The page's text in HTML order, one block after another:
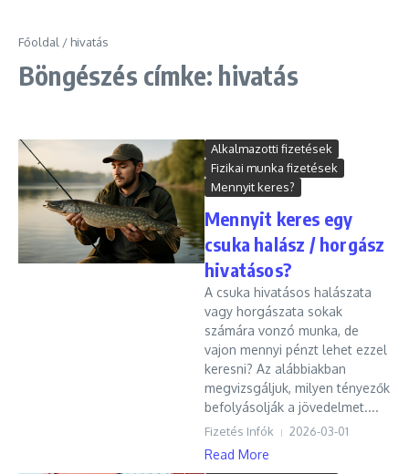
Főoldal / hivatás
Böngészés címke: hivatás
Alkalmazotti fizetések
Fizikai munka fizetések
Mennyit keres?
Mennyit keres egy
csuka halász / horgász
hivatásos?
A csuka hivatásos halászata
vagy horgászata sokak
számára vonzó munka, de
vajon mennyi pénzt lehet ezzel
keresni? Az alábbiakban
megvizsgáljuk, milyen tényezők
befolyásolják a jövedelmet....
Fizetés Infók 2026-03-01
Read More